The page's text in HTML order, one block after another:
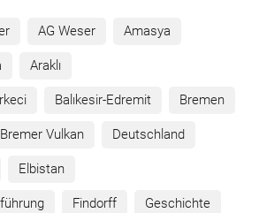
AG Weser Amasya
Araklı
Balıkesir-Edremit Bremen
Bremer Vulkan Deutschland
Elbistan
Findorff Geschichte